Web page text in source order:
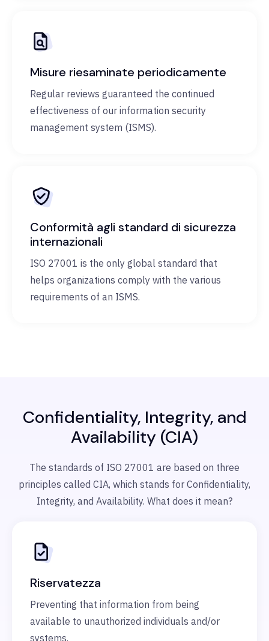
Misure riesaminate periodicamente
Regular reviews guaranteed the continued
effectiveness of our information security
management system (ISMS).
Conformità agli standard di sicurezza
internazionali
ISO 27001 is the only global standard that
helps organizations comply with the various
requirements of an ISMS.
Confidentiality, Integrity, and
Availability (CIA)
The standards of ISO 27001 are based on three
principles called CIA, which stands for Confidentiality,
Integrity, and Availability. What does it mean?
Riservatezza
Preventing that information from being
available to unauthorized individuals and/or
systems.